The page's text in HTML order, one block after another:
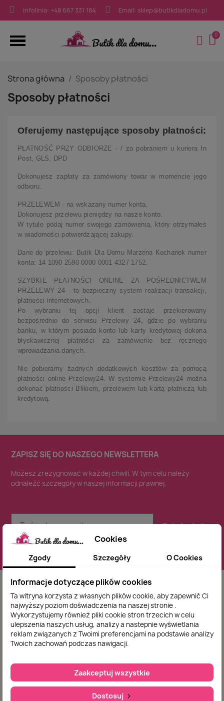
infolinia: +48 667 331 184 Email: sklep@butikdladomu.pl
Strona główna Sposoby płatności
Sposoby płatności
Oferujemy następujące sposoby płatności:
PŁATNOŚĆ PRZY ODBIORZE - / za pobraniem u kuriera In
Post, GLS, DPD
Dokonujesz zapłaty za zamówiony towar w momencie jego
odbioru.
PRZELEWEM - na wskazany numer konta.
Dokonujesz przelewu pieniędzy na nasze konto.
W tytule podaj numer swojego zamówienia, który otrzymałeś
w wiadomości potwierdzającej zakupy.
Dane do przelewu: Butik Dla Domu Marzena Kochanek numer
konta: 14 1090 2590 0000 0001 4327 1752.
SZYBKIE PŁATNOŚCI ONLINE ZA POŚREDNICTWEM
PRZELEWY 24 - to bezpieczny system realizacji transakcji,
płatności internetowych.
Po wybraniu tej opcji klient zostaje przekierowany
bezpośrednio do serwisu Przelewy 24, gdzie po wybraniu
banku, w którym posiada konto lub karty kredytowej dokona
błyskawicznej płatności za zamówienie bez ręcznego
wprowadzania danych.
Nie pobieramy żadnych dodatkowych kosztów za pomocą
płatności online Przelewy24. W systemie Przelewy24 można
dokonać płatności Blikiem, przelewem lub kartą płatniczą lub
kredytową.
ZAPISZ SIĘ DO NASZEGO NEWSLETTERA
Możesz zrezygnować w każdej chwili. W tym celu należy
odnaleźć szczegóły w naszej informacji prawnej.
Subskrybuj
Zadowolenie naszego klienta jest dla nas sprawą
najważniejszą dlatego indywidualnie podchodzimy
Nasz sklep
Cookies
Zgody Szczegóły O Cookies
Informacje dotyczące plików cookies
Ta witryna korzysta z własnych plików cookie, aby zapewnić Ci
najwyższy poziom doświadczenia na naszej stronie .
Wykorzystujemy również pliki cookie stron trzecich w celu
ulepszenia naszych usług, analizy a nastepnie wyświetlania
reklam związanych z Twoimi preferencjami na podstawie analizy
Twoich zachowań podczas nawigacji.
Dostosuj
Zaakceptuj wszystkie